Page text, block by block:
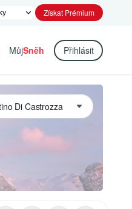
Získat Prémium
MůjSněh Přihlásit